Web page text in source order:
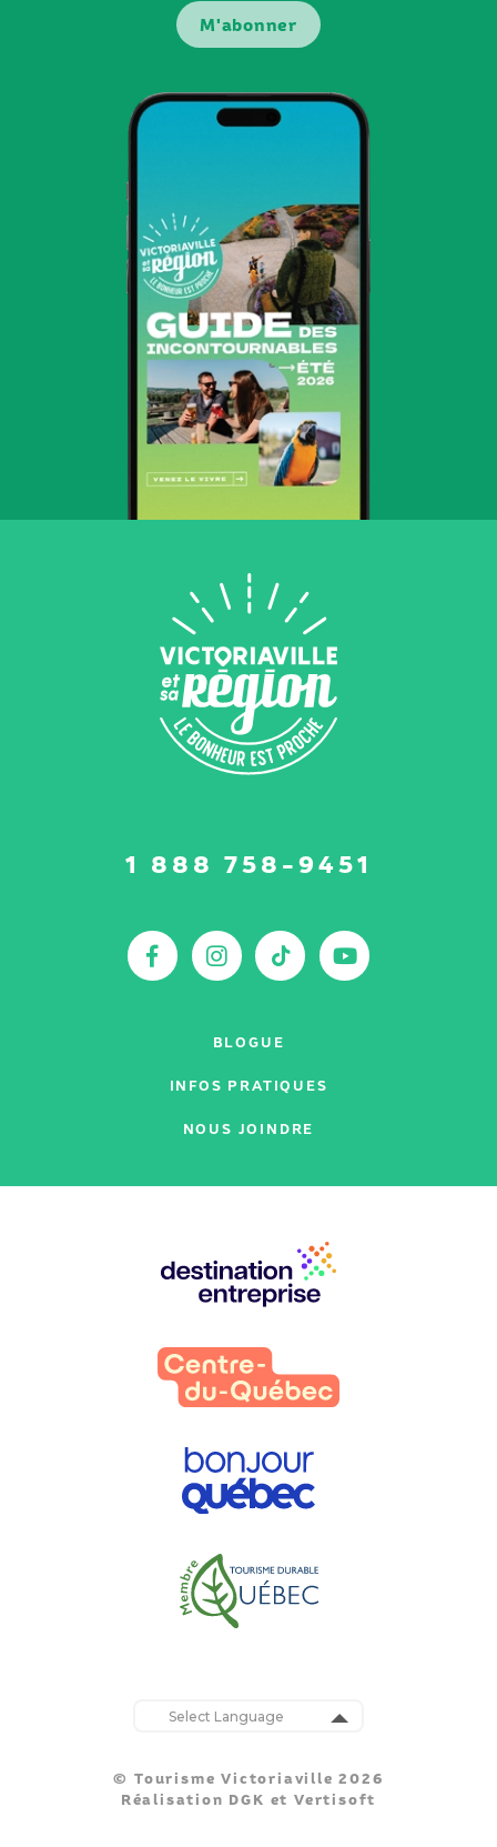
1 888 758-9451
Facebook
Instagram
TikTok
BLOGUE
INFOS PRATIQUES
NOUS JOINDRE
partenaires
:
© Tourisme Victoriaville 2026
Réalisation DGK et Vertisoft